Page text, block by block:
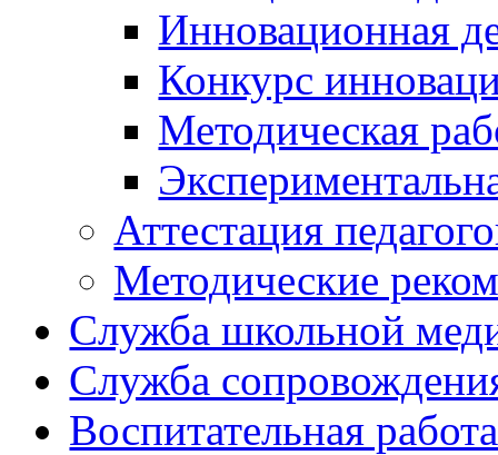
Инновационная
Конкурс
Методическая
Аттестация
Методические
Служба школьной
Служба
Воспитательная работа